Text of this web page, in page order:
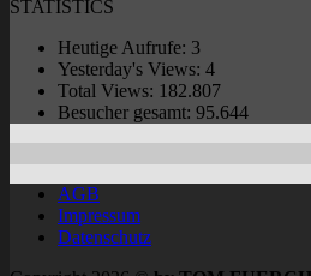
STATISTICS
Heutige Aufrufe: 3
Yesterday's Views: 4
Total Views: 182.807
Besucher gesamt: 95.644
AGB
Impressum
Datenschutz